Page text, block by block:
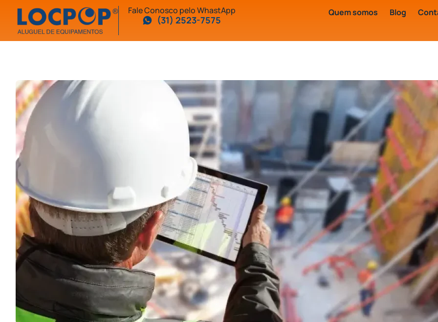
Fale Conosco pelo WhastApp
(31) 2523-7575
Quem somos Blog